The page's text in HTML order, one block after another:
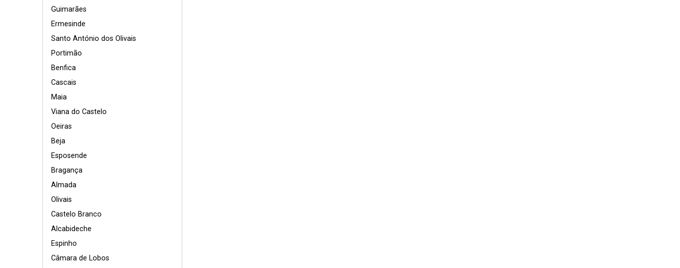
Guimarães
Ermesinde
Santo António dos Olivais
Portimão
Benfica
Cascais
Maia
Viana do Castelo
Oeiras
Beja
Esposende
Bragança
Almada
Olivais
Castelo Branco
Alcabideche
Espinho
Câmara de Lobos